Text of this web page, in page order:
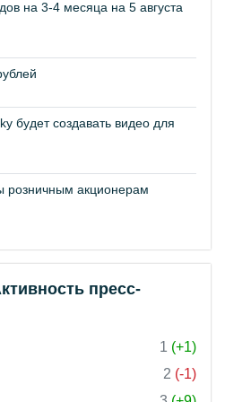
на 3-4 месяца на 5 августа
будет создавать видео для
розничным акционерам
пресс-
1 (+1)
2 (-1)